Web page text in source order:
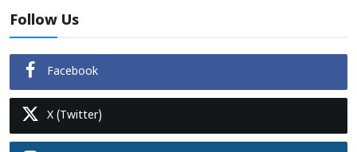
Follow Us
Facebook
X (Twitter)